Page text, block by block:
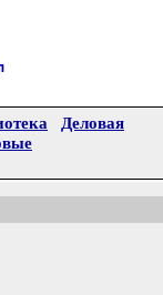
Деловая